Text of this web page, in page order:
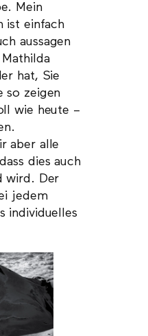
Mein
ist einfach
aussagen
hat, Sie
so zeigen
wie heute –
aber alle
dies auch
wird. Der
jedem
individuelles